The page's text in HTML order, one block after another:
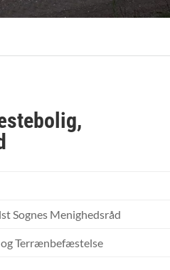
Sognes Menighedsråd
og Terrænbefæstelse